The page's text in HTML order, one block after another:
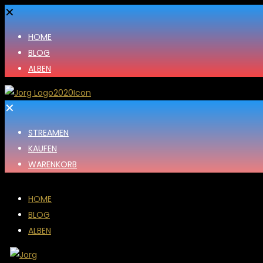
✕
HOME
BLOG
ALBEN
✕
STREAMEN
KAUFEN
WARENKORB
HOME
BLOG
ALBEN